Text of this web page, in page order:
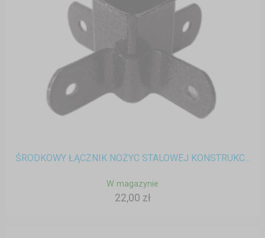
ŚRODKOWY ŁĄCZNIK NOŻYC STALOWEJ KONSTRUKC...
W magazynie
22,00 zł